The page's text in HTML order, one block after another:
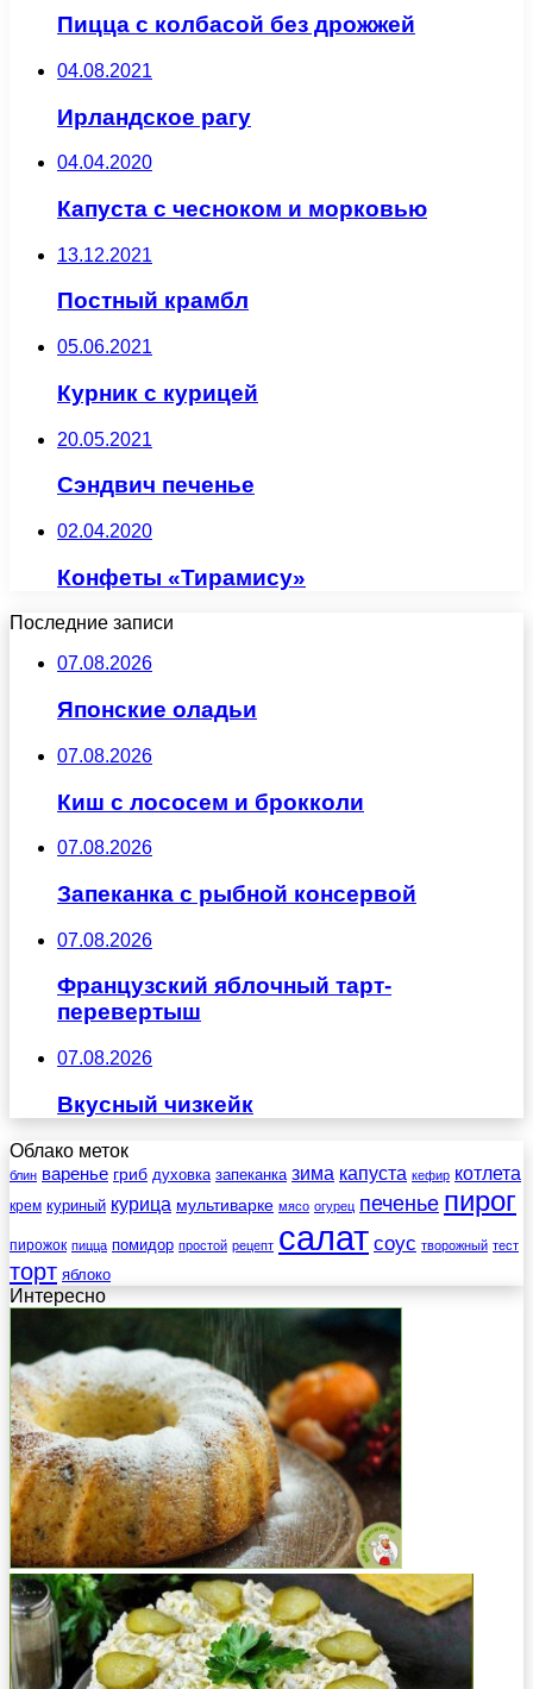
Пицца с колбасой без дрожжей
04.08.2021
Ирландское рагу
04.04.2020
Капуста с чесноком и морковью
13.12.2021
Постный крамбл
05.06.2021
Курник с курицей
20.05.2021
Сэндвич печенье
02.04.2020
Конфеты «Тирамису»
Последние записи
07.08.2026
Японские оладьи
07.08.2026
Киш с лососем и брокколи
07.08.2026
Запеканка с рыбной консервой
07.08.2026
Французский яблочный тарт-
перевертыш
07.08.2026
Вкусный чизкейк
Облако меток
блин варенье гриб духовка запеканка зима капуста кефир котлета
крем куриный курица мультиварке мясо огурец печенье пирог
пирожок пицца помидор простой рецепт салат соус творожный тест
торт яблоко
Интересно